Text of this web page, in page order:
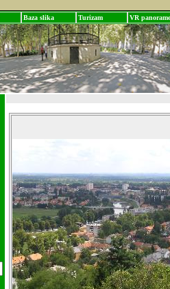
Baza slika Turizam VR panorame